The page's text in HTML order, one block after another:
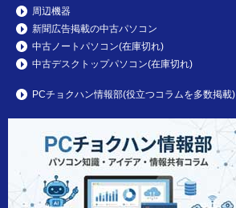
周辺機器
新聞広告掲載の中古パソコン
中古ノートパソコン(在庫切れ)
中古デスクトップパソコン(在庫切れ)
PCチョクハン情報部(役立つコラムを多数掲載)